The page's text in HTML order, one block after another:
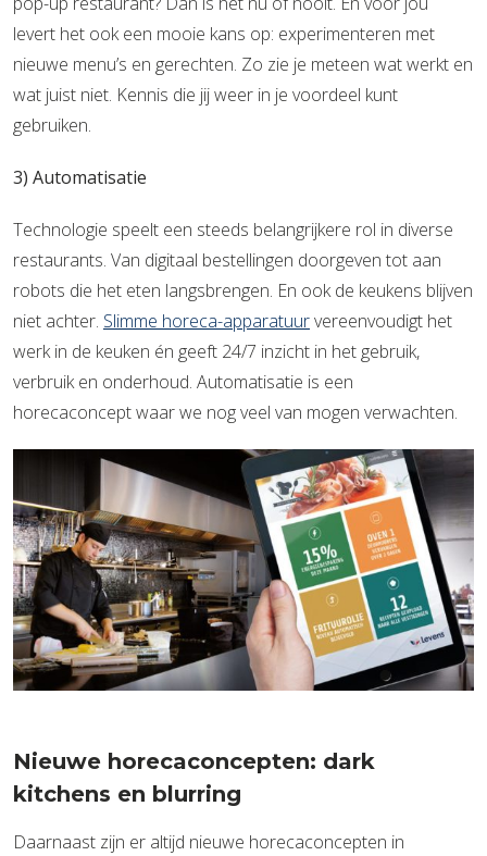
levert het ook een mooie kans op: experimenteren met
nieuwe menu’s en gerechten. Zo zie je meteen wat werkt en
wat juist niet. Kennis die jij weer in je voordeel kunt
gebruiken.
3) Automatisatie
Technologie speelt een steeds belangrijkere rol in diverse
restaurants. Van digitaal bestellingen doorgeven tot aan
robots die het eten langsbrengen. En ook de keukens blijven
niet achter. Slimme horeca-apparatuurvereenvoudigt het
werk in de keuken én geeft 24/7 inzicht in het gebruik,
verbruik en onderhoud. Automatisatie is een
horecaconcept waar we nog veel van mogen verwachten.
Nieuwe horecaconcepten: dark
kitchens en blurring
Daarnaast zijn er altijd nieuwe horecaconcepten in